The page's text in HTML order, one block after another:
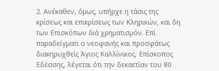
2. Ανέκαθεν, όμως, υπήρχε η τάσις της
κρίσεως και επικρίσεως των Κληρικών, και δη
των Επισκόπων διά χρηματισμόν. Επί
παραδείγματι ο νεοφανής και προσφάτως
διακηρυχθείς Άγιος Καλλίνικος, Επίσκοπος
Εδέσσης, λέγεται ότι την δεκαετίαν του 80